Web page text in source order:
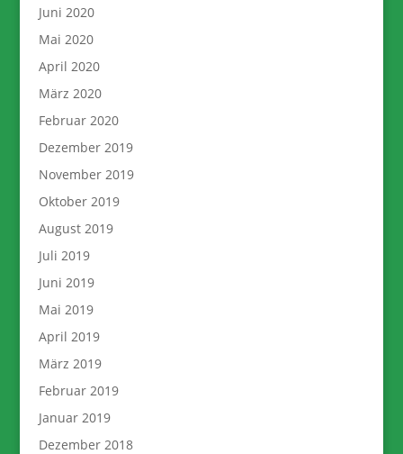
Juni 2020
Mai 2020
April 2020
März 2020
Februar 2020
Dezember 2019
November 2019
Oktober 2019
August 2019
Juli 2019
Juni 2019
Mai 2019
April 2019
März 2019
Februar 2019
Januar 2019
Dezember 2018